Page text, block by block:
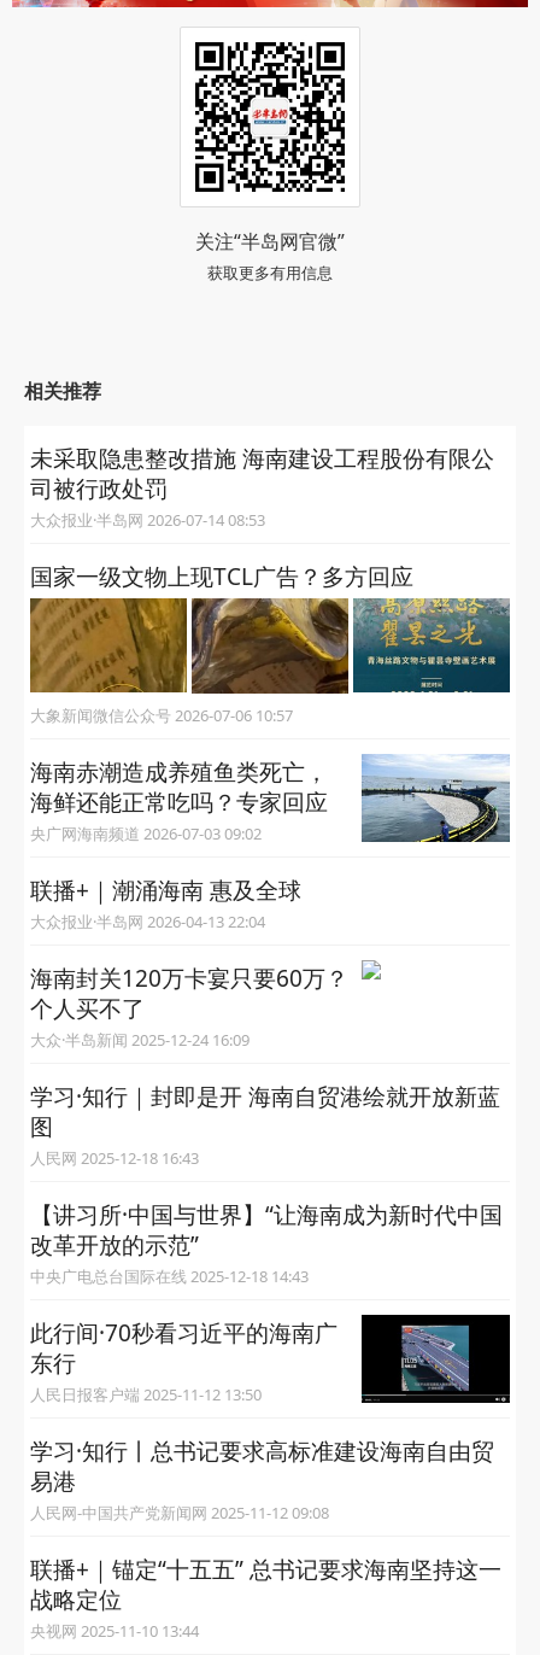
关注“半岛网官微”
获取更多有用信息
相关推荐
未采取隐患整改措施 海南建设工程股份有限公
司被行政处罚
大众报业·半岛网 2026-07-14 08:53
国家一级文物上现TCL广告？多方回应
大象新闻微信公众号 2026-07-06 10:57
海南赤潮造成养殖鱼类死亡，
海鲜还能正常吃吗？专家回应
央广网海南频道 2026-07-03 09:02
联播+｜潮涌海南 惠及全球
大众报业·半岛网 2026-04-13 22:04
海南封关120万卡宴只要60万？
个人买不了
大众·半岛新闻 2025-12-24 16:09
学习·知行｜封即是开 海南自贸港绘就开放新蓝
图
人民网 2025-12-18 16:43
【讲习所·中国与世界】“让海南成为新时代中国
改革开放的示范”
中央广电总台国际在线 2025-12-18 14:43
此行间·70秒看习近平的海南广
东行
人民日报客户端 2025-11-12 13:50
学习·知行丨总书记要求高标准建设海南自由贸
易港
人民网-中国共产党新闻网 2025-11-12 09:08
联播+｜锚定“十五五” 总书记要求海南坚持这一
战略定位
央视网 2025-11-10 13:44